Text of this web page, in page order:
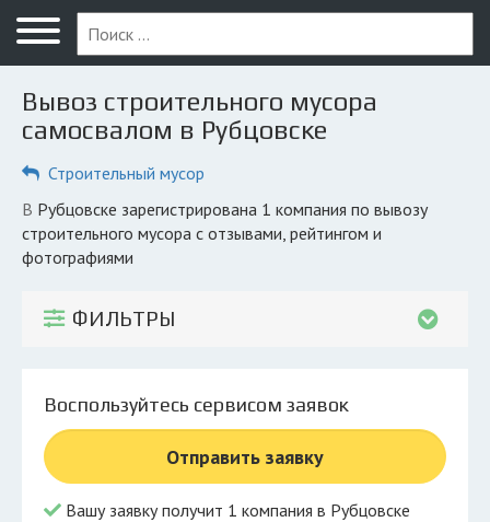
Меню
Главная
Вопрос юристу
Компании
КОМПАНИЯМ
© 2026 Все права защищены
Вывоз строительного мусора
самосвалом в Рубцовске
Строительный мусор
в Рубцовске зарегистрирована 1 компания по вывозу
строительного мусора с отзывами, рейтингом и
фотографиями
ФИЛЬТРЫ
Воспользуйтесь сервисом заявок
Отправить заявку
Вашу заявку получит 1 компания в Рубцовске